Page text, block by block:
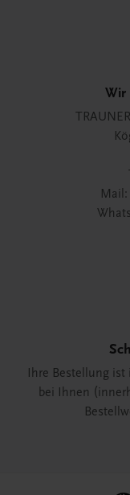
Wir
Mail:
Ihre Bestellung ist
bei Ihnen